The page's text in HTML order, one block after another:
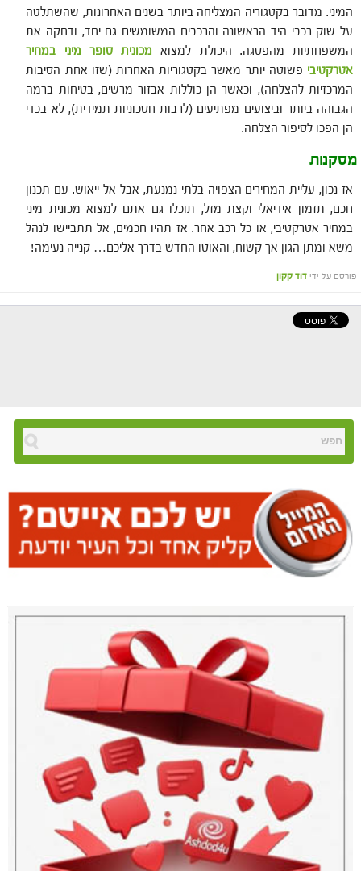
המיני. מדובר בקטגוריה המצליחה ביותר בשנים האחרונות, שהשתלטה
על שוק רכבי היד הראשונה והרכבים המשומשים גם יחד, ודחקה את
המשפחתיות מהפסגה. היכולת למצוא מכונית סופר מיני במחיר
אטרקטיבי פשוטה יותר מאשר בקטגוריות האחרות (שזו אחת הסיבות
המרכזיות להצלחה), וכאשר הן כוללות אבזור מרשים, בטיחות ברמה
הגבוהה ביותר וביצועים מפתיעים (לרבות חסכוניות תמידית), לא בכדי
הן הפכו לסיפור הצלחה.
מסקנות
אז נכון, עליית המחירים הצפויה בלתי נמנעת, אבל אל ייאוש. עם תכנון
חכם, תזמון אידיאלי וקצת מזל, תוכלו גם אתם למצוא מכונית מיני
במחיר אטרקטיבי, או כל רכב אחר. אז תהיו חכמים, אל תתביישו לנהל
משא ומתן הגון אך קשוח, והאוטו החדש בדרך אליכם… קנייה נעימה!
פורסם על ידי דוד קקון